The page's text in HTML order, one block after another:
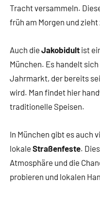
Tracht versammeln.
früh am Morgen und
Auch die Jakobidult ist
München. Es handelt
Jahrmarkt, der bereits
wird. Man findet hier
traditionelle Speisen.
In München gibt es auch
lokale Straßenfeste.
Atmosphäre und die
probieren und lokalen